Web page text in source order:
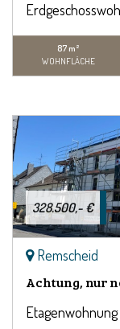
87 m²
WOHNFLÄCHE
328.500,- €
Remscheid
Achtung, nur
Etagenwohnung